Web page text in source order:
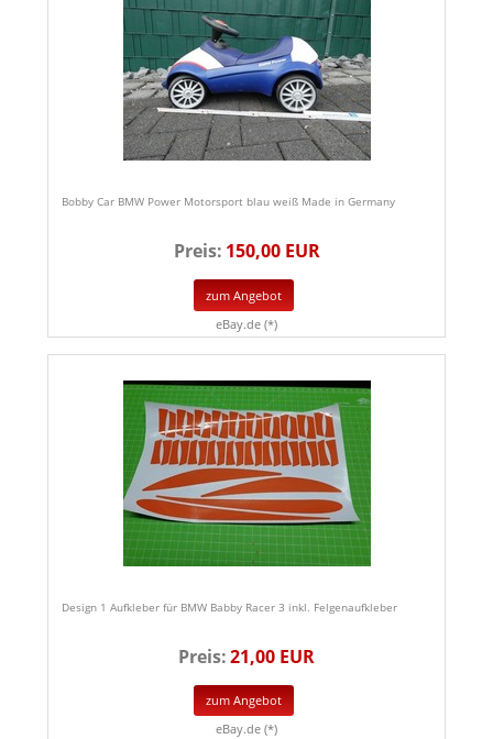
Bobby Car BMW Power Motorsport blau weiß Made in Germany
Preis: 150,00 EUR
zum Angebot
eBay.de (*)
Design 1 Aufkleber für BMW Babby Racer 3 inkl. Felgenaufkleber
Preis:21,00 EUR
zum Angebot
eBay.de (*)